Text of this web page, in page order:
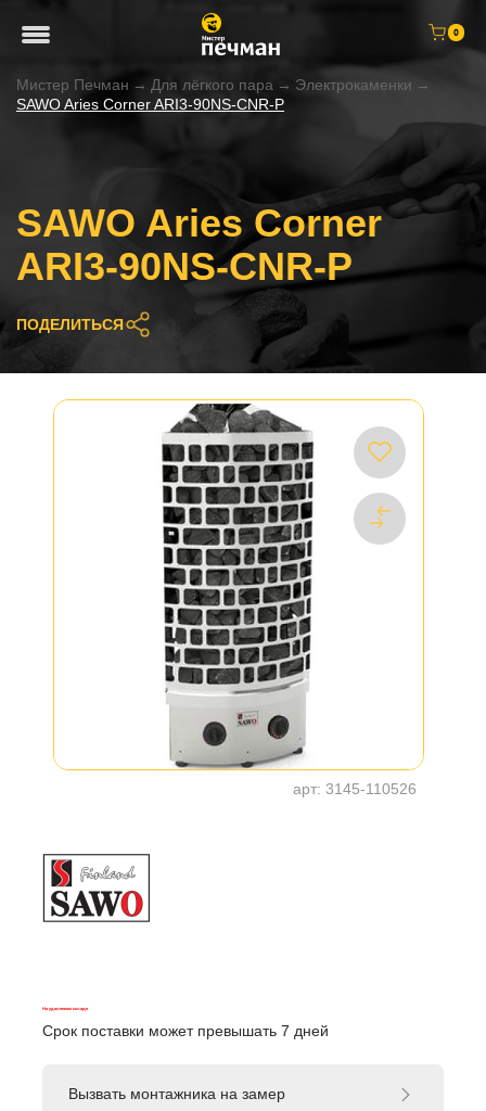
0
Мистер Печман → Для лёгкого пара → Электрокаменки →
SAWO Aries Corner ARI3-90NS-CNR-P
SAWO Aries Corner
ARI3-90NS-CNR-P
ПОДЕЛИТЬСЯ
арт: 3145-110526
На удаленном складе
Срок поставки может превышать 7 дней
Вызвать монтажника на замер